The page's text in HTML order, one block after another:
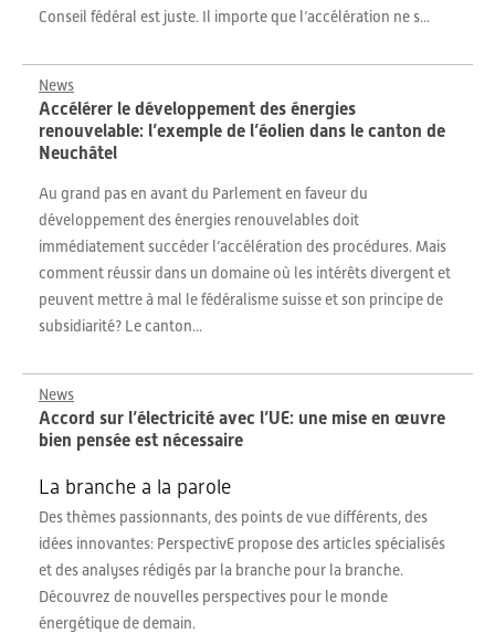
Conseil fédéral est juste. Il importe que l’accélération ne s...
News
Accélérer le développement des énergies
renouvelable: l’exemple de l’éolien dans le canton de
Neuchâtel
Au grand pas en avant du Parlement en faveur du
développement des énergies renouvelables doit
immédiatement succéder l’accélération des procédures. Mais
comment réussir dans un domaine où les intérêts divergent et
peuvent mettre à mal le fédéralisme suisse et son principe de
subsidiarité? Le canton...
News
Accord sur l’électricité avec l’UE: une mise en œuvre
bien pensée est nécessaire
La branche a la parole
Des thèmes passionnants, des points de vue différents, des
idées innovantes: PerspectivE propose des articles spécialisés
et des analyses rédigés par la branche pour la branche.
Découvrez de nouvelles perspectives pour le monde
énergétique de demain.